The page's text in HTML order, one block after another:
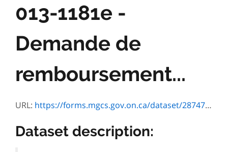
013-1181e -
Demande de
remboursement...
URL: https://forms.mgcs.gov.on.ca/dataset/287473c1-faae-40f6-a0ea-3a2461e0477b/resource/0e06d54a-eb99-4e8b-9f5e-f2b072d0f88b/download/1181e.pdf
Dataset description: